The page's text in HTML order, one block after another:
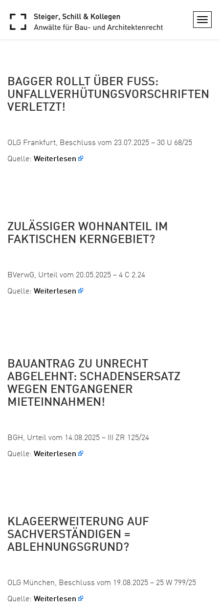
ARCHIVE
BAGGER ROLLT ÜBER FUSS: U
NFALLVERHÜTUNGSVORSCHRIFTEN V
ERLETZT!
OLG Frankfurt, Beschluss vom 23.07.2025 – 30 U 68/25
Quelle: Weiterlesen
ZULÄSSIGER WOHNANTEIL IM
FAKTISCHEN KERNGEBIET?
BVerwG, Urteil vom 20.05.2025 – 4 C 2.24
Quelle: Weiterlesen
BAUANTRAG ZU UNRECHT
ABGELEHNT: SCHADENSERSATZ
WEGEN ENTGANGENER
MIETEINNAHMEN!
BGH, Urteil vom 14.08.2025 – III ZR 125/24
Quelle: Weiterlesen
KLAGEERWEITERUNG AUF
SACHVERSTÄNDIGEN =
ABLEHNUNGSGRUND?
OLG München, Beschluss vom 19.08.2025 – 25 W 799/25
Quelle: Weiterlesen